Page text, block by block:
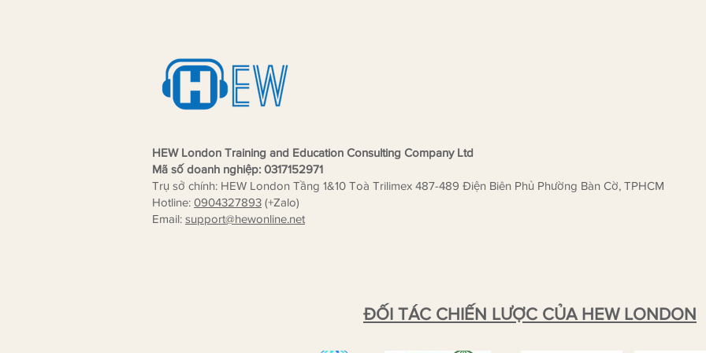
HEW London Training and Education Consulting Company Ltd
Mã số doanh nghiệp: 0317152971
Trụ sở chính: HEW London Tầng 1&10 Toà Trilimex 487-489 Điện Biên Phủ Phường Bàn Cờ, TPHCM
Hotline: 0904327893 (+Zalo)
Email: support@hewonline.net
ĐỐI TÁC CHIẾN LƯỢC CỦA HEW LONDON